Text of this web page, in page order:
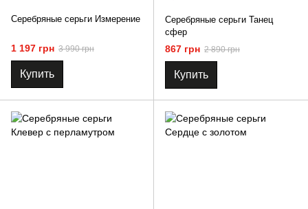
Серебряные серьги Измерение
1 197 грн 3 990 грн
Купить
Серебряные серьги Танец
сфер
867 грн 2 890 грн
Купить